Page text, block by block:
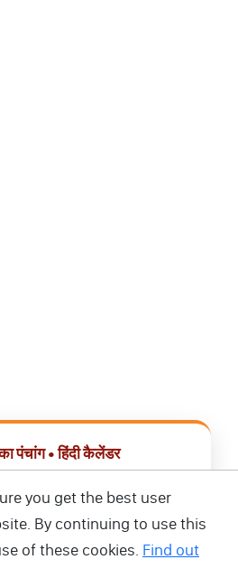
पंचांग • हिंदी कैलेंडर
कैलेंडर ऐप डाउनलोड करें
you get the best user
By continuing to use this
of these cookies. Find out